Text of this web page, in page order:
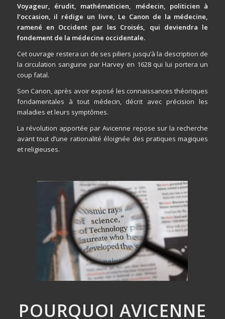
Voyageur, érudit, mathématicien, médecin, politicien à
l’occasion, il rédige un livre, Le Canon de la médecine,
ramené en Occident par les Croisés, qui deviendra le
fondement de la médecine occidentale.
Cet ouvrage restera un de ses piliers jusqu’à la description de
la circulation sanguine par Harvey en 1628 qui lui portera un
coup fatal.
Son Canon, après avoir exposé les connaissances théoriques
fondamentales à tout médecin, décrit avec précision les
maladies et leurs symptômes.
La révolution apportée par Avicenne repose sur la recherche
avant tout d’une rationalité éloignée des pratiques magiques
et religieuses.
POURQUOI AVICENNE